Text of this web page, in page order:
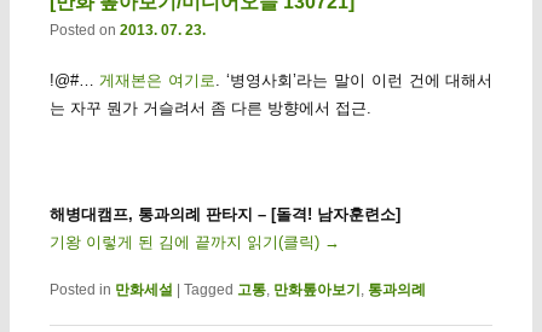
Posted on 2013. 07. 23.
!@#… 게재본은 여기로
. ‘병영사회’라는 말이 이런 건에 대해서
는 자꾸 뭔가 거슬려서 좀 다른 방향에서 접근.
해병대캠프, 통과의례 판타지 – [돌격! 남자훈련소]
기왕 이렇게 된 김에 끝까지 읽기(클릭) →
Posted in 만화세설 Tagged 고통, 만화톺아보기 , 통과의례